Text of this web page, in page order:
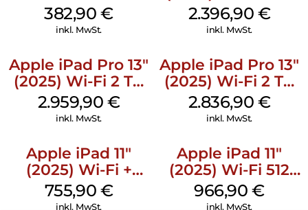
128 GB Black
382,90€
inkl. MwSt.
Standardglas
Space Schwarz
2.396,90 €
inkl. MwSt.
Apple iPad Pro 13″
(2025) Wi-Fi 2 TB
Nanotexturglas
Space Schwarz
2.959,90 €
inkl. MwSt.
Apple iPad Pro 13″
(2025) Wi-Fi 2 TB
Standardglas
Space Schwarz
2.836,90 €
inkl. MwSt.
Apple iPad 11″
(2025) Wi-Fi +
Cellular 256 GB
Pink
755,90 €
inkl. MwSt.
Apple iPad 11″
(2025) Wi-Fi 512
GB Gelb
966,90€
inkl. MwSt.